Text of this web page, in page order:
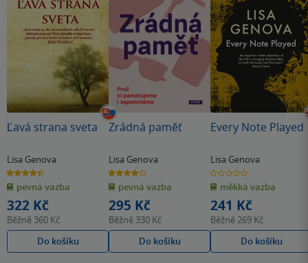
Ľavá strana sveta
Lisa Genova
4.4
z
5
hvězdiček
pevná vazba
322 Kč
Běžně 360 Kč
Do košíku
Zrádná paměť
Lisa Genova
4.0
z
5
hvězdiček
pevná vazba
295 Kč
Běžně 330 Kč
Do košíku
Every Note Played
Lisa Genova
0.0
z
5
hvězdiček
měkká vazba
241 Kč
Běžně269 Kč
Do košíku